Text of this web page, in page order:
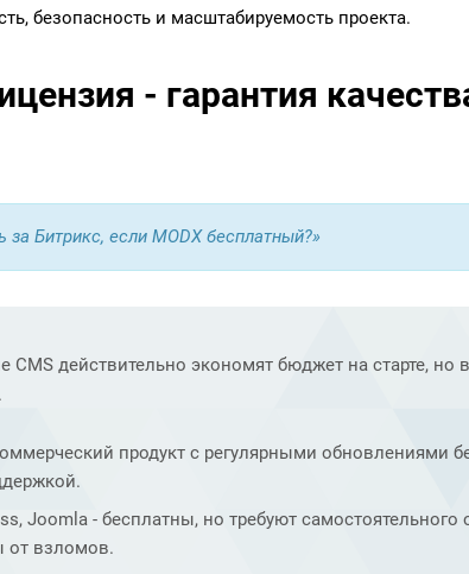
безопасность и масштабируемость проекта.
- гарантия
за Битрикс, если MODX бесплатный?»
CMS действительно экономят бюджет на старте, но
продукт с регулярными обновлениями
Joomla - бесплатны, но требуют
от взломов.